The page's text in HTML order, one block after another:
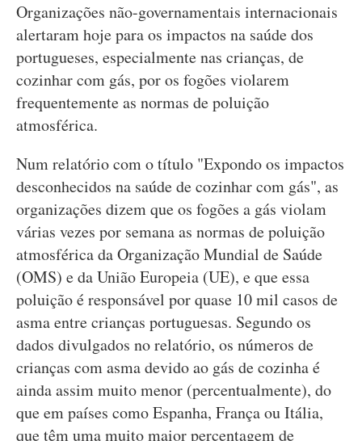
Organizações não-governamentais internacionais
alertaram hoje para os impactos na saúde dos
portugueses, especialmente nas crianças, de
cozinhar com gás, por os fogões violarem
frequentemente as normas de poluição
atmosférica.
Num relatório com o título "Expondo os impactos
desconhecidos na saúde de cozinhar com gás", as
organizações dizem que os fogões a gás violam
várias vezes por semana as normas de poluição
atmosférica da Organização Mundial de Saúde
(OMS) e da União Europeia (UE), e que essa
poluição é responsável por quase 10 mil casos de
asma entre crianças portuguesas. Segundo os
dados divulgados no relatório, os números de
crianças com asma devido ao gás de cozinha é
ainda assim muito menor (percentualmente), do
que em países como Espanha, França ou Itália,
que têm uma muito maior percentagem de